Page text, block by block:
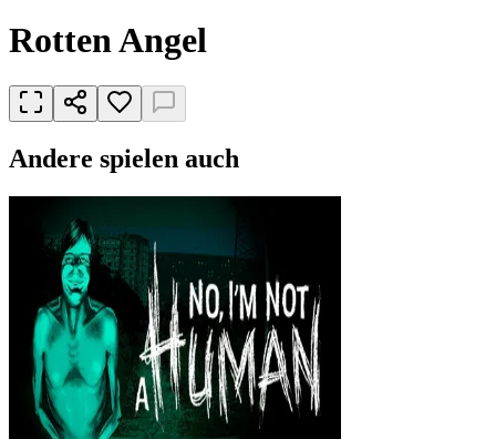
Rotten Angel
Andere spielen auch